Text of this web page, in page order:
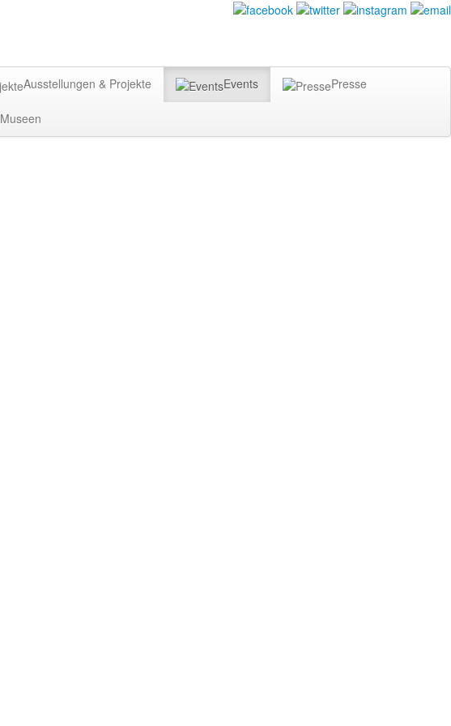
Ausstellungen & Projekte Events Presse
Museen